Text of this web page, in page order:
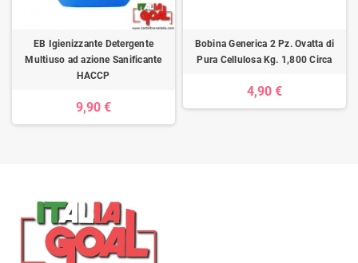
EB Igienizzante Detergente
Multiuso ad azione Sanificante
HACCP
9,90 €
Bobina Generica 2 Pz. Ovatta di
Pura Cellulosa Kg. 1,800 Circa
4,90 €